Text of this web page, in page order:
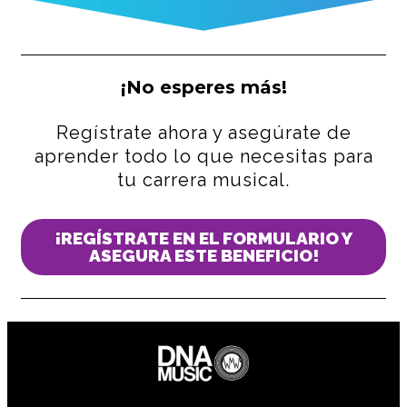
¡No esperes más!
Regístrate ahora y asegúrate de
aprender todo lo que necesitas para
tu carrera musical.
¡REGÍSTRATE EN EL FORMULARIO Y
ASEGURA ESTE BENEFICIO!